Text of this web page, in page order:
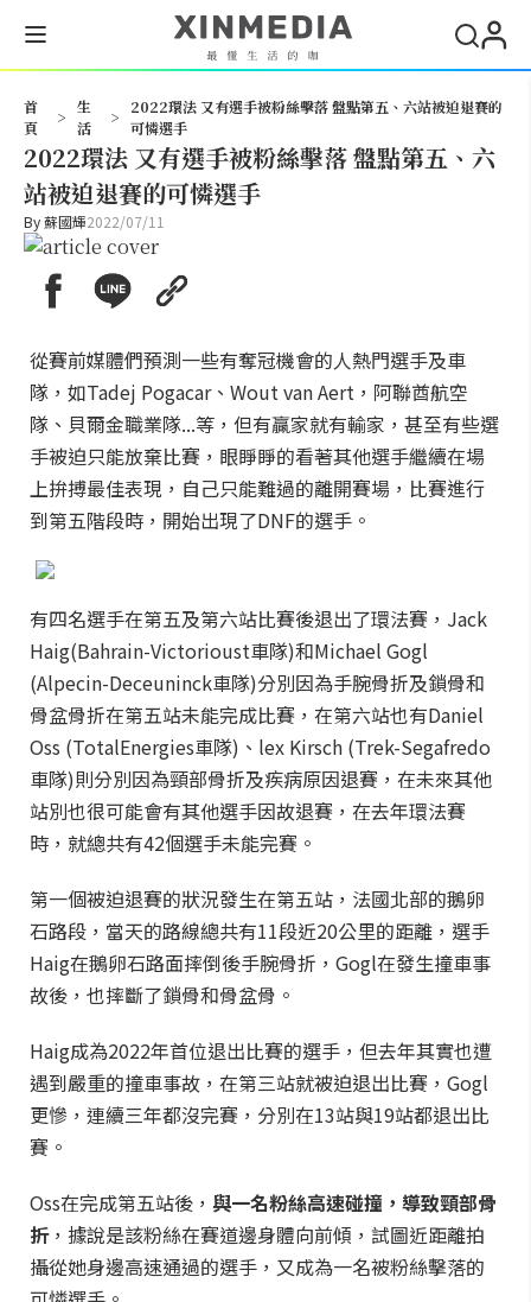
首
頁
>
生
活
>
2022環法 又有選手被粉絲擊落 盤點第五、六站被迫退賽的
可憐選手
2022環法 又有選手被粉絲擊落 盤點第五、六
站被迫退賽的可憐選手
By蘇國輝2022/07/11
從賽前媒體們預測一些有奪冠機會的人熱門選手及車
隊，如Tadej Pogacar、Wout van Aert，阿聯酋航空
隊、貝爾金職業隊...等，但有贏家就有輸家，甚至有些選
手被迫只能放棄比賽，眼睜睜的看著其他選手繼續在場
上拚搏最佳表現，自己只能難過的離開賽場，比賽進行
到第五階段時，開始出現了DNF的選手。
有四名選手在第五及第六站比賽後退出了環法賽，Jack
Haig(Bahrain-Victorioust車隊)和Michael Gogl
(Alpecin-Deceuninck車隊)分別因為手腕骨折及鎖骨和
骨盆骨折在第五站未能完成比賽，在第六站也有Daniel
Oss (TotalEnergies車隊)、lex Kirsch (Trek-Segafredo
車隊)則分別因為頸部骨折及疾病原因退賽，在未來其他
站別也很可能會有其他選手因故退賽，在去年環法賽
時，就總共有42個選手未能完賽。
第一個被迫退賽的狀況發生在第五站，法國北部的鵝卵
石路段，當天的路線總共有11段近20公里的距離，選手
Haig在鵝卵石路面摔倒後手腕骨折，Gogl在發生撞車事
故後，也摔斷了鎖骨和骨盆骨。
Haig成為2022年首位退出比賽的選手，但去年其實也遭
遇到嚴重的撞車事故，在第三站就被迫退出比賽，Gogl
更慘，連續三年都沒完賽，分別在13站與19站都退出比
賽。
Oss在完成第五站後， 與一名粉絲高速碰撞，導致頸部骨
折，據說是該粉絲在賽道邊身體向前傾，試圖近距離拍
攝從她身邊高速通過的選手，又成為一名被粉絲擊落的